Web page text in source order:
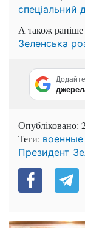
спеціальний
А також
Зеленська
Опубліковано:
Теги: военные
Президент